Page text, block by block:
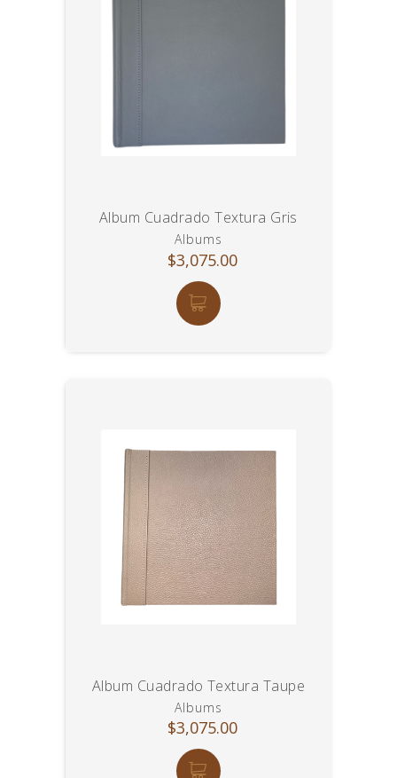
Album Cuadrado Textura Gris
Albums
$3,075.00
Album Cuadrado Textura Taupe
Albums
$3,075.00